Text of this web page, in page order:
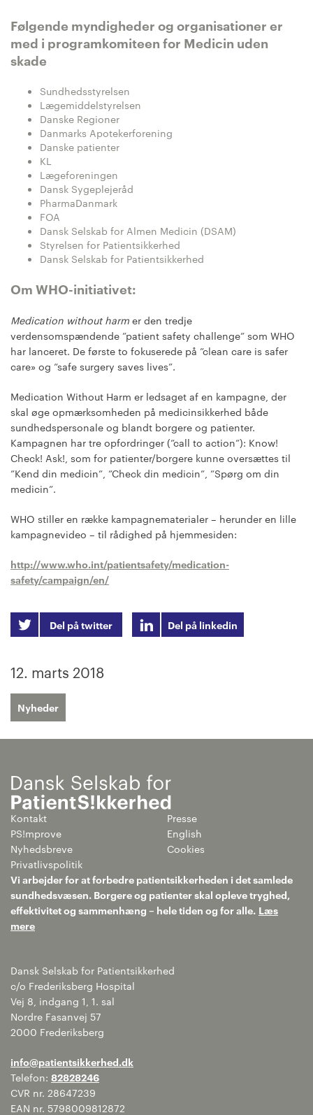
Følgende myndigheder og organisationer er
med i programkomiteen for Medicin uden
skade
Sundhedsstyrelsen
Lægemiddelstyrelsen
Danske Regioner
Danmarks Apotekerforening
Danske patienter
KL
Lægeforeningen
Dansk Sygeplejeråd
PharmaDanmark
FOA
Dansk Selskab for Almen Medicin (DSAM)
Styrelsen for Patientsikkerhed
Dansk Selskab for Patientsikkerhed
Om WHO-initiativet:
Medication without harm er den tredje
verdensomspændende ”patient safety challenge” som WHO
har lanceret. De første to fokuserede på ”clean care is safer
care» og “safe surgery saves lives”.
Medication Without Harm er ledsaget af en kampagne, der
skal øge opmærksomheden på medicinsikkerhed både
sundhedspersonale og blandt borgere og patienter.
Kampagnen har tre opfordringer (”call to action”): Know!
Check! Ask!, som for patienter/borgere kunne oversættes til
”Kend din medicin”, ”Check din medicin”, ”Spørg om din
medicin”.
WHO stiller en række kampagnematerialer – herunder en lille
kampagnevideo – til rådighed på hjemmesiden:
http://www.who.int/patientsafety/medication-
safety/campaign/en/
Del på twitter Del på linkedin
12. marts 2018
Nyheder
Kontakt
Presse
PS!mprove
English
Nyhedsbreve
Cookies
Privatlivspolitik
Vi arbejder for at forbedre patientsikkerheden i det samlede
sundhedsvæsen. Borgere og patienter skal opleve tryghed,
effektivitet og sammenhæng – hele tiden og for alle. Læs
mere
Dansk Selskab for Patientsikkerhed
c/o Frederiksberg Hospital
Vej 8, indgang 1, 1. sal
Nordre Fasanvej 57
2000 Frederiksberg
info@patientsikkerhed.dk
Telefon: 82828246
CVR nr. 28647239
EAN nr. 5798009812872